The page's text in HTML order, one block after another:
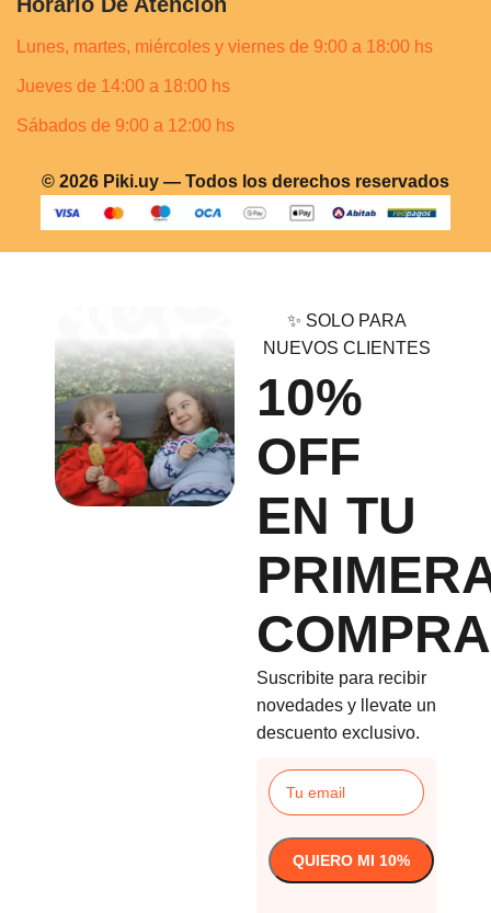
Lunes, martes, miércoles y viernes de 9:00 a 18:00 hs
Jueves de 14:00 a 18:00 hs
Sábados de 9:00 a 12:00 hs
© 2026 Piki.uy — Todos los derechos reservados
✨ SOLO PARA
NUEVOS CLIENTES
10%
OFF
EN TU
COMPRA
Suscribite para recibir
novedades y llevate un
descuento exclusivo.